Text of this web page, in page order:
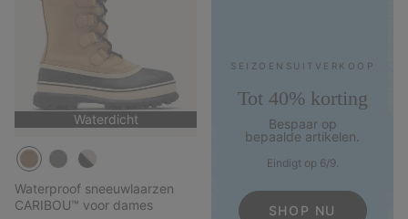
Waterdicht
Waterproof sneeuwlaarzen
CARIBOU™ voor dames
SEIZOENS­UITVERKOOP
Tot 40% korting
Bespaar op
bepaalde artikelen.
Eindigt op 6/9.
SHOP NU